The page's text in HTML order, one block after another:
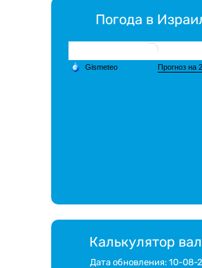
Погода в
Калькулятор
Дата обновления: 10-08-